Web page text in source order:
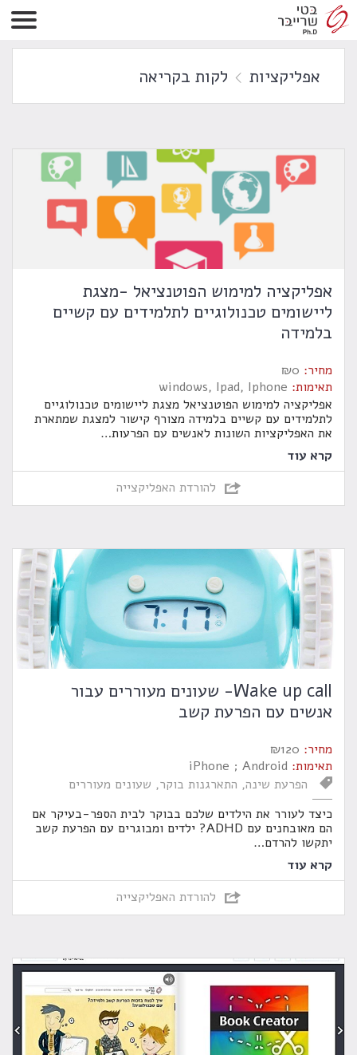
אפליקציות לקות בקריאה
אפליקציה למימוש הפוטנציאל -מצגת
ליישומים טכנולוגיים לתלמידים עם קשיים
בלמידה
מחיר: ₪0
תאימות: windows, Ipad, Iphone
אפליקציה למימוש הפוטנציאל מצגת ליישומים טכנולוגיים
לתלמידים עם קשיים בלמידה מצורף קישור למצגת שמתארת
את האפליקציות השונות לאנשים עם הפרעות…
קרא עוד
להורדת האפליקצייה
Wake up call- שעונים מעוררים עבור
אנשים עם הפרעת קשב
מחיר: ₪120
תאימות: iPhone ; Android
הפרעת שינה התארגנות בוקר שעונים מעוררים
כיצד לעורר את הילדים שלכם בבוקר לבית הספר-בעיקר אם
הם מאובחנים עם ADHD? ילדים ומבוגרים עם הפרעת קשב
יתקשו להרדם…
קרא עוד
להורדת האפליקצייה